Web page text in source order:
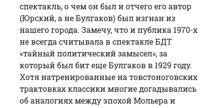
спектакль, о чем он был и отчего его автор
(Юрский, а не Булгаков) был изгнан из
нашего города. Замечу, что и публика 1970-х
не всегда считывала в спектакле БДТ
«тайный политический замысел», за
который был бит еще Булгаков в 1929 году.
Хотя натренированные на товстоноговских
трактовках классики многие догадывались
об аналогиях между эпохой Мольера и